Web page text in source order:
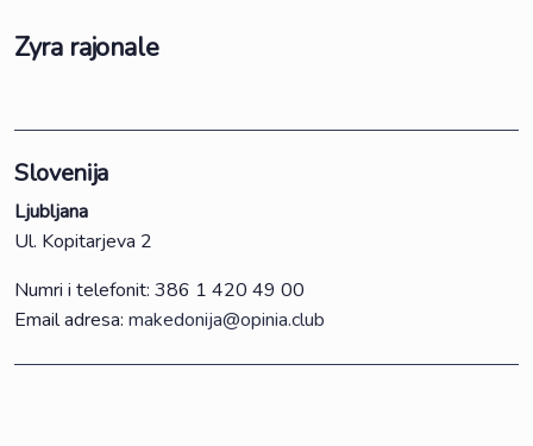
Zyra rajonale
Slovenija
Ljubljana
Ul. Kopitarjeva 2
Numri i telefonit: 386 1 420 49 00
Email adresa: makedonija@opinia.club